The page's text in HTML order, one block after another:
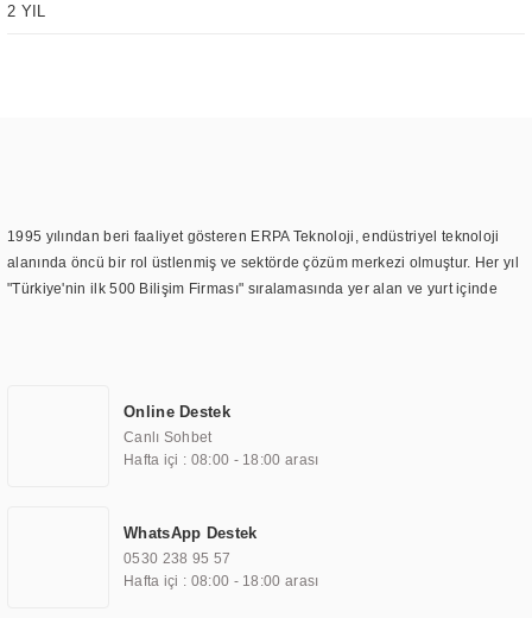
2 YIL
1995 yılından beri faaliyet gösteren ERPA Teknoloji, endüstriyel teknoloji
alanında öncü bir rol üstlenmiş ve sektörde çözüm merkezi olmuştur. Her yıl
"Türkiye'nin ilk 500 Bilişim Firması" sıralamasında yer alan ve yurt içinde
TOCHI markası altında kendi ürettiği ürünlerde kullanmıştır. Günümüzde
TOCHI; videowall, digital signage, kiosk, totem, akıllı durak ekranı, araç içi
ekran, asansör ekranı, digital menüboard, marin ekran, medikal ekran,
ekranları, endüstriyel ekranlar, kapı önü bilgi ekranları, panel PC,
endüstriyel Panel PC, mini PC, endüstriyel mini PC ve akıllı bina sistemleri
gibi çözümleri 4.5" ile 110” boyutları arasında üretebilirken, ayrıca standart
Online Destek
Canlı Sohbet
Hafta içi : 08:00 - 18:00 arası
WhatsApp Destek
0530 238 95 57
Hafta içi : 08:00 - 18:00 arası